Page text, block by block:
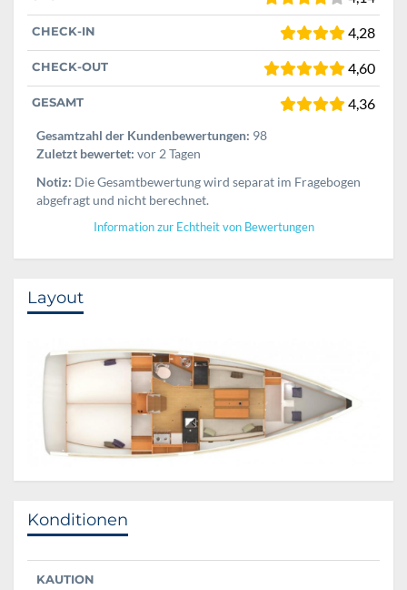
CHECK-IN 4,28
CHECK-OUT 4,60
GESAMT 4,36
Gesamtzahl der Kundenbewertungen: 98
Zuletzt bewertet: vor 2 Tagen
Notiz: Die Gesamtbewertung wird separat im Fragebogen
abgefragt und nicht berechnet.
Information zur Echtheit von Bewertungen
Layout
Konditionen
KAUTION